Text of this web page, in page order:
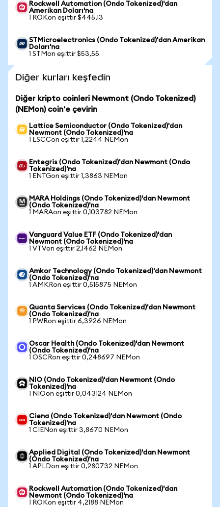
Rockwell Automation (Ondo Tokenized)'dan
Amerikan Doları'na
1 ROKon eşittir $445,13
STMicroelectronics (Ondo Tokenized)'dan Amerikan
Doları'na
1 STMon eşittir $53,55
Diğer kurları keşfedin
Diğer kripto coinleri Newmont (Ondo Tokenized)
(NEMon) coin'e çevirin
Lattice Semiconductor (Ondo Tokenized)'dan
Newmont (Ondo Tokenized)'na
1 LSCCon eşittir 1,2244 NEMon
Entegris (Ondo Tokenized)'dan Newmont (Ondo
Tokenized)'na
1 ENTGon eşittir 1,3863 NEMon
MARA Holdings (Ondo Tokenized)'dan Newmont
(Ondo Tokenized)'na
1 MARAon eşittir 0,103782 NEMon
Vanguard Value ETF (Ondo Tokenized)'dan
Newmont (Ondo Tokenized)'na
1 VTVon eşittir 2,1462 NEMon
Amkor Technology (Ondo Tokenized)'dan Newmont
(Ondo Tokenized)'na
1 AMKRon eşittir 0,515875 NEMon
Quanta Services (Ondo Tokenized)'dan Newmont
(Ondo Tokenized)'na
1 PWRon eşittir 6,3926 NEMon
Oscar Health (Ondo Tokenized)'dan Newmont
(Ondo Tokenized)'na
1 OSCRon eşittir 0,248697 NEMon
NIO (Ondo Tokenized)'dan Newmont (Ondo
Tokenized)'na
1 NIOon eşittir 0,043124 NEMon
Ciena (Ondo Tokenized)'dan Newmont (Ondo
Tokenized)'na
1 CIENon eşittir 3,8670 NEMon
Applied Digital (Ondo Tokenized)'dan Newmont
(Ondo Tokenized)'na
1 APLDon eşittir 0,280732 NEMon
Rockwell Automation (Ondo Tokenized)'dan
Newmont (Ondo Tokenized)'na
1 ROKon eşittir 4,2188 NEMon